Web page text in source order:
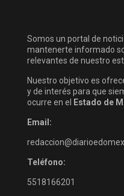
Somos un portal de
mantenerte informado
relevantes de nuestro
Nuestro objetivo es
y de interés para que
ocurre en el
Estado de
Email:
Teléfono:
5518166201